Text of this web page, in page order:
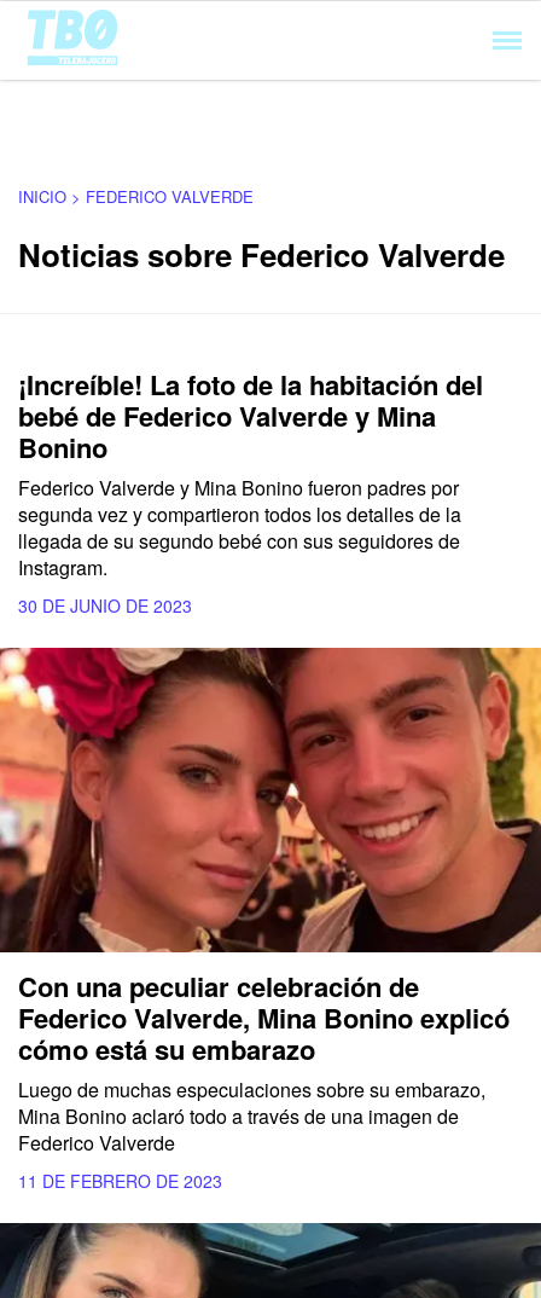
Cargando...
INICIO > FEDERICO VALVERDE
Noticias sobre Federico Valverde
¡Increíble! La foto de la habitación del
bebé de Federico Valverde y Mina
Bonino
Federico Valverde y Mina Bonino fueron padres por
segunda vez y compartieron todos los detalles de la
llegada de su segundo bebé con sus seguidores de
Instagram.
30 DE JUNIO DE 2023
Con una peculiar celebración de
Federico Valverde, Mina Bonino explicó
cómo está su embarazo
Luego de muchas especulaciones sobre su embarazo,
Mina Bonino aclaró todo a través de una imagen de
Federico Valverde
11 DE FEBRERO DE 2023